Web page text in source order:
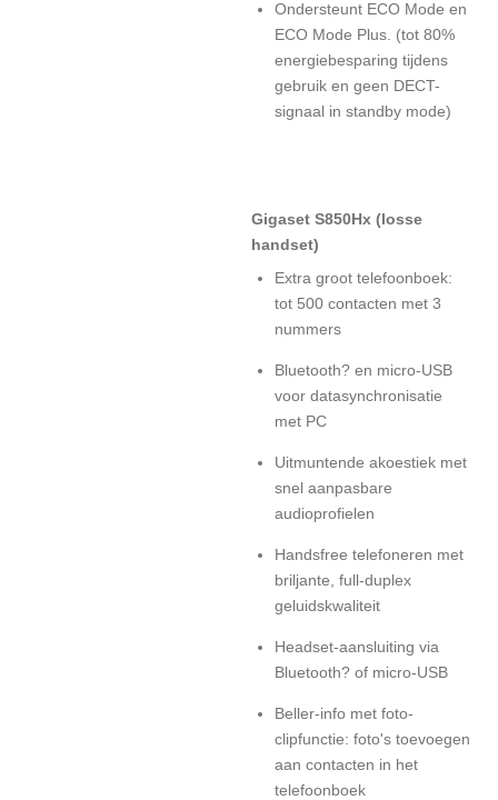
Ondersteunt ECO Mode en
ECO Mode Plus. (tot 80%
energiebesparing tijdens
gebruik en geen DECT-
signaal in standby mode)
Gigaset S850Hx (losse
handset)
Extra groot telefoonboek:
tot 500 contacten met 3
nummers
Bluetooth? en micro-USB
voor datasynchronisatie
met PC
Uitmuntende akoestiek met
snel aanpasbare
audioprofielen
Handsfree telefoneren met
briljante, full-duplex
geluidskwaliteit
Headset-aansluiting via
Bluetooth? of micro-USB
Beller-info met foto-
clipfunctie: foto's toevoegen
aan contacten in het
telefoonboek